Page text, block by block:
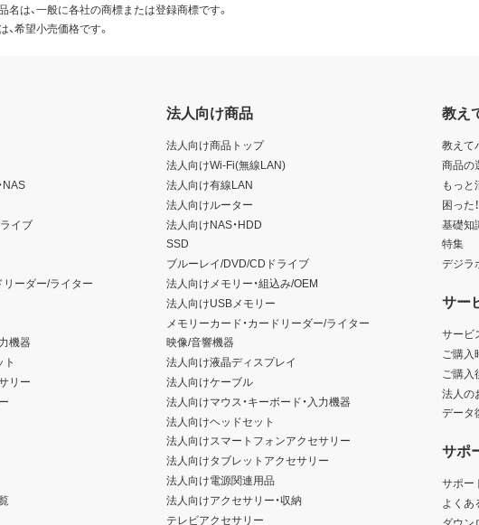
は、一般に各社の商標または登録商標です。
希望小売価格です。
NAS
イブ
リーダー/ライター
機器
リー
法人向け商品
法人向け商品トップ
法人向けWi-Fi(無線LAN)
法人向け有線LAN
法人向けルーター
法人向けNAS・HDD
SSD
ブルーレイ/DVD/CDドライブ
法人向けメモリー・組込み/OEM
法人向けUSBメモリー
メモリーカード・カードリーダー/ライター
映像/音響機器
法人向け液晶ディスプレイ
法人向けケーブル
法人向けマウス・キーボード・入力機器
法人向けヘッドセット
法人向けスマートフォンアクセサリー
法人向けタブレットアクセサリー
法人向け電源関連用品
法人向けアクセサリー・収納
テレビアクセサリー
教え
教えて
商品の
もっと
困った
基礎知
特集
デジラ
サー
サービ
ご購入
ご購入
法人の
データ
サポ
サポー
よくあ